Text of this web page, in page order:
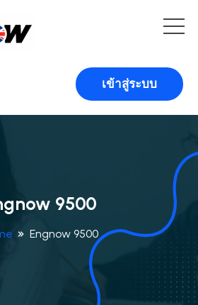
เข้าสู่ระบบ
9500
Engnow 9500